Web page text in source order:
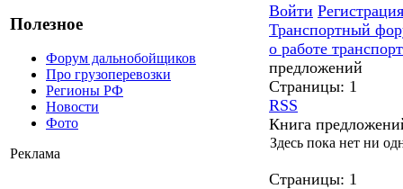
Полезное
Форум дальнобойщиков
Про грузоперевозки
Регионы РФ
Новости
Фото
Реклама
Войти Регистрация
Транспортный
о работе
предложений
Страницы: 1
RSS
Книга
Здесь пока нет ни
Страницы: 1